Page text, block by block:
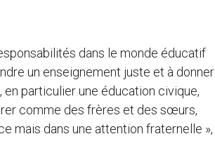
dans le monde éducatif
un enseignement juste et à donner
particulier une éducation civique,
comme des frères et des sœurs,
mais dans une attention fraternelle »,